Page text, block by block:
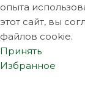
опыта
этот сайт, вы
файлов cookie.
Принять
Избранное